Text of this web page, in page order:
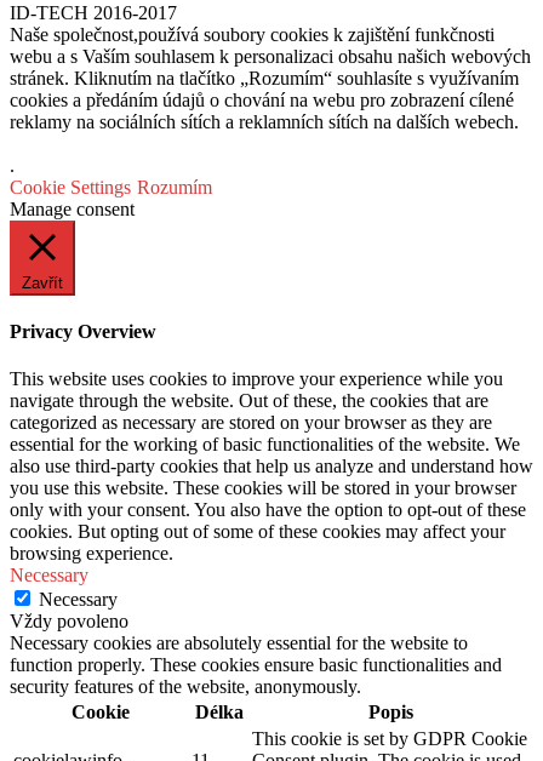
ID-TECH 2016-2017
Naše společnost,používá soubory cookies k zajištění funkčnosti
webu a s Vaším souhlasem k personalizaci obsahu našich webových
stránek. Kliknutím na tlačítko „Rozumím“ souhlasíte s využívaním
cookies a předáním údajů o chování na webu pro zobrazení cílené
reklamy na sociálních sítích a reklamních sítích na dalších webech.
.
Cookie Settings Rozumím
Manage consent
Zavřít
Privacy Overview
This website uses cookies to improve your experience while you
navigate through the website. Out of these, the cookies that are
categorized as necessary are stored on your browser as they are
essential for the working of basic functionalities of the website. We
also use third-party cookies that help us analyze and understand how
you use this website. These cookies will be stored in your browser
only with your consent. You also have the option to opt-out of these
cookies. But opting out of some of these cookies may affect your
browsing experience.
Necessary
Necessary
Vždy povoleno
Necessary cookies are absolutely essential for the website to
function properly. These cookies ensure basic functionalities and
security features of the website, anonymously.
Cookie
Délka Popis
This cookie is set by GDPR Cookie